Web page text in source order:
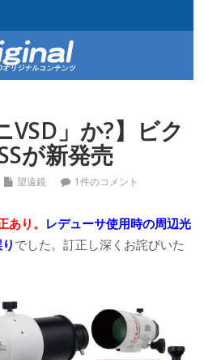
VSD」か?】ビク
が新発売
望遠鏡 1件のコメント
り。 レデューサ使用時の周辺光
でした。訂正し深くお詫びいた